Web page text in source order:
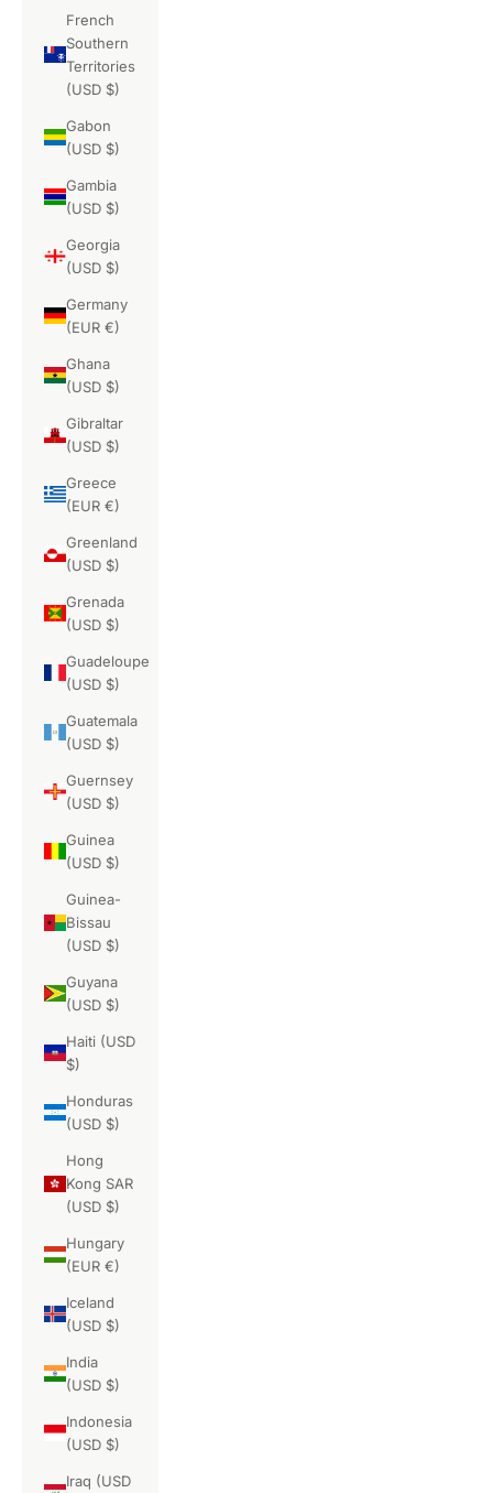
French
Southern
Territories
(USD $)
Gabon
(USD $)
Gambia
(USD $)
Georgia
(USD $)
Germany
(EUR €)
Ghana
(USD $)
Gibraltar
(USD $)
Greece
(EUR €)
Greenland
(USD $)
Grenada
(USD $)
Guadeloupe
(USD $)
Guatemala
(USD $)
Guernsey
(USD $)
Guinea
(USD $)
Guinea-
Bissau
(USD $)
Guyana
(USD $)
Haiti (USD
$)
Honduras
(USD $)
Hong
Kong SAR
(USD $)
Hungary
(EUR €)
Iceland
(USD $)
India
(USD $)
Indonesia
(USD $)
Iraq (USD